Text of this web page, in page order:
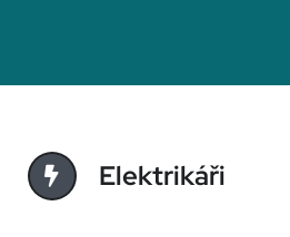
Elektrikáři